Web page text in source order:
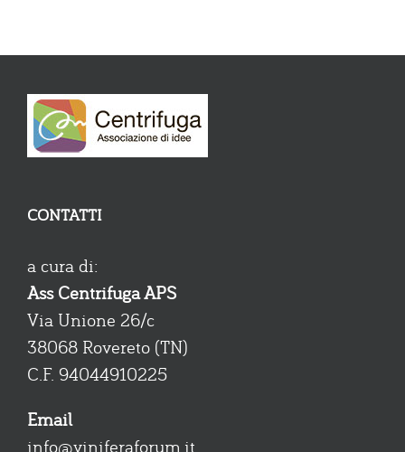
CONTATTI
a cura di:
Ass Centrifuga APS
Via Unione 26/c
38068 Rovereto (TN)
C.F. 94044910225
Email
info@viniferaforum.it